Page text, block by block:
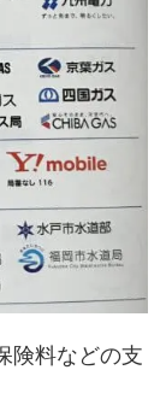
険料などの支